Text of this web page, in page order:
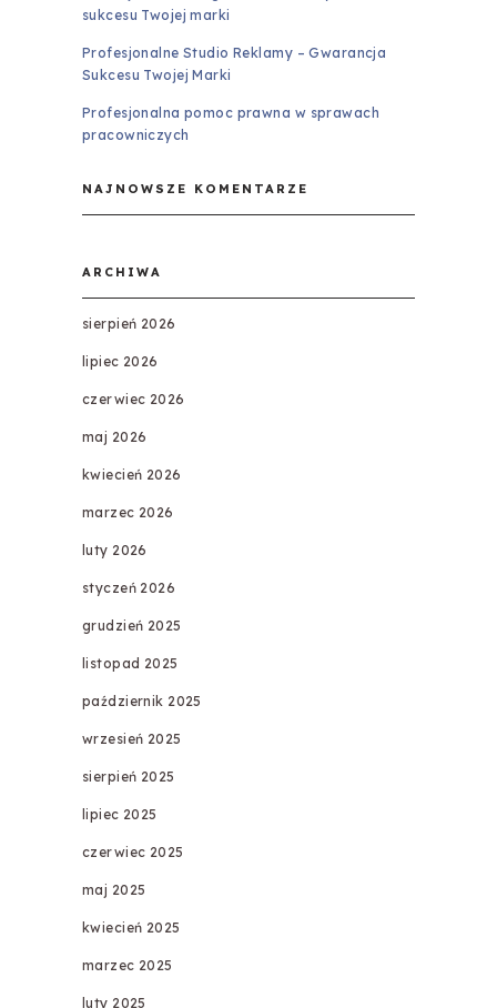
sukcesu Twojej marki
Profesjonalne Studio Reklamy – Gwarancja
Sukcesu Twojej Marki
Profesjonalna pomoc prawna w sprawach
pracowniczych
NAJNOWSZE KOMENTARZE
ARCHIWA
sierpień 2026
lipiec 2026
czerwiec 2026
maj 2026
kwiecień 2026
marzec 2026
luty 2026
styczeń 2026
grudzień 2025
listopad 2025
październik 2025
wrzesień 2025
sierpień 2025
lipiec 2025
czerwiec 2025
maj 2025
kwiecień 2025
marzec 2025
luty 2025